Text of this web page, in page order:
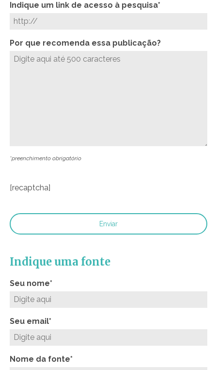
Indique um link de acesso à pesquisa*
Por que recomenda essa publicação?
*preenchimento obrigatório
[recaptcha]
Indique uma fonte
Seu nome*
Seu email*
Nome da fonte*